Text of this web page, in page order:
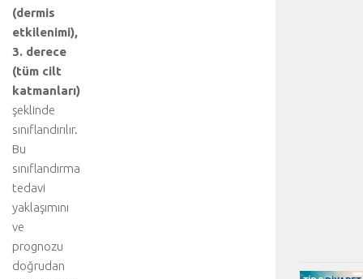
(dermis
etkilenimi),
3. derece
(tüm cilt
katmanları)
şeklinde
sınıflandırılır.
Bu
sınıflandırma
tedavi
yaklaşımını
ve
prognozu
doğrudan